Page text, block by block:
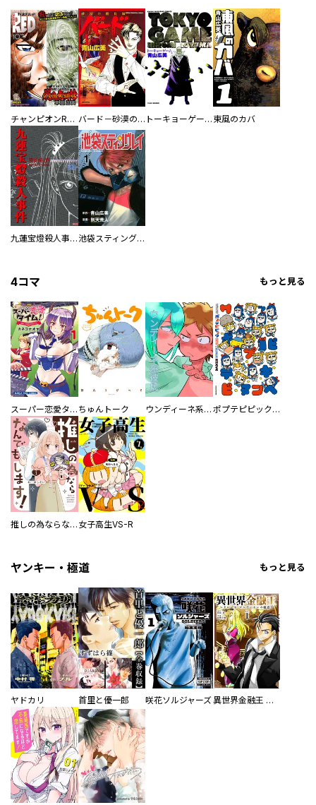
チャンピオンRED バード－砂漠の勝負師 トーキョーゲーム 東風のカバ
九蓮宝燈殺人事件 池袋スティングレイ
4コマ もっと見る
スーパー恋愛タイム！～現場でドＳな彼女は自宅でデレる～ ちゅんトーク ウンディーネ系彼氏 ポプテピピック SEASON EIGHT
推しの為ならなんでもします！ 女子高生VS-R
ヤンキー・極道 もっと見る
ヤドカリ 首里と優一郎 咲花ソルジャーズ 異世界金融王 ～クローネ・ゴルディオンの覇道～